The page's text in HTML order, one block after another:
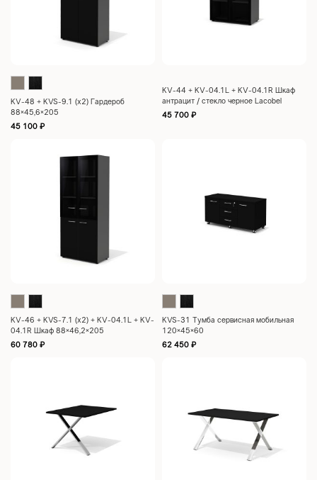
KV-48 + KVS-9.1 (x2) Гардероб
88×45,6×205
45 100 ₽
KV-44 + KV-04.1L + KV-04.1R Шкаф
антрацит / стекло черное Lacobel
88×46,2×124
45 700 ₽
KV-46 + KVS-7.1 (x2) + KV-04.1L + KV-
04.1R Шкаф 88×46,2×205
60 780 ₽
KVS-31 Тумба сервисная мобильная
120×45×60
62 450 ₽